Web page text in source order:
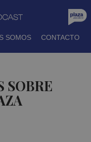
SOMOS CONTACTO
SOBRE